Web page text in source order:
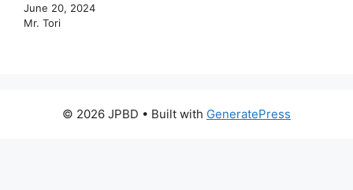
June 20, 2024
Mr. Tori
© 2026 JPBD • Built with GeneratePress